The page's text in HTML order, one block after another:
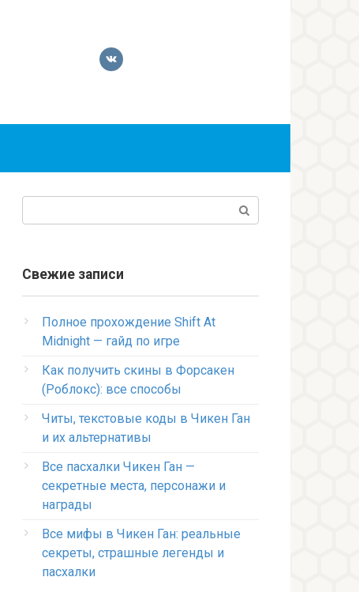
Свежие записи
Полное прохождение Shift At
Midnight — гайд по игре
Как получить скины в Форсакен
(Роблокс): все способы
Читы, текстовые коды в Чикен Ган
и их альтернативы
Все пасхалки Чикен Ган —
секретные места, персонажи и
награды
Все мифы в Чикен Ган: реальные
секреты, страшные легенды и
пасхалки